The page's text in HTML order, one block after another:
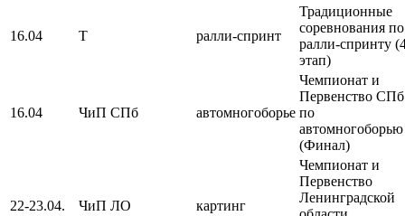
16.04 Т ралли-спринт
Традиционные
соревнования по
ралли-спринту
этап)
16.04 ЧиП СПб автомногоборье
Чемпионат и
Первенство СПб
по
автомногоборью
(Финал)
22-23.04. ЧиП ЛО картинг
Чемпионат и
Первенство
Ленинградской